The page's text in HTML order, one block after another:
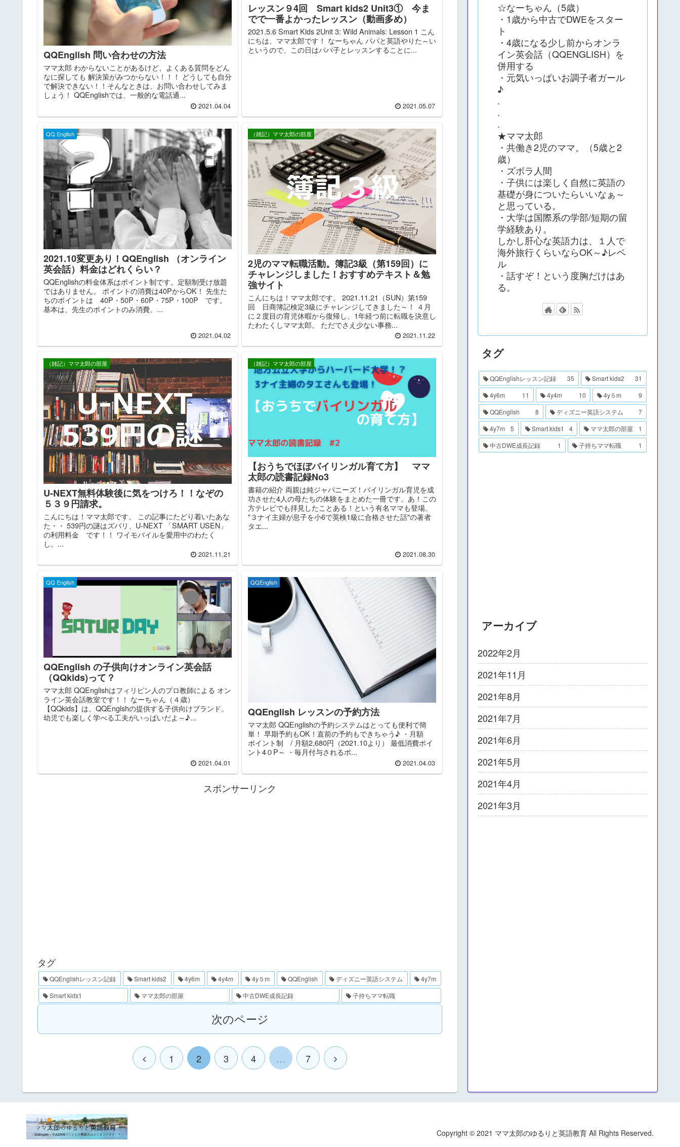
QQEnglish 問い合わせの方法
ママ太郎 わからないことがあるけど、よくある質問をどん
なに探しても 解決策がみつからない！！！ どうしても自分
で解決できない！！そんなときは、お問い合わせしてみま
しょう！ QQEnglishでは、一般的な電話通...
2021.04.04
レッスン９4回 Smart kids2 Unit3① 今ま
でで一番よかったレッスン（動画多め）
2021.5.6 Smart Kids 2Unit 3: Wild Animals: Lesson 1 こん
にちは、ママ太郎です！ なーちゃん パパと英語やりた～い
というので、この日はパパ子とレッスンすることに...
2021.05.07
QQ English
2021.10変更あり！QQEnglish （オンライン
英会話）料金はどれくらい？
QQEnglishの料金体系はポイント制です。定額制受け放題
ではありません。 ポイントの消費は40PからOK！ 先生た
ちのポイントは 40P・50P・60P・75P・100P です。
基本は、先生のポイントのみ消費。...
2021.04.02
（雑記）ママ太郎の部屋
2児のママ転職活動。簿記3級（第159回）に
チャレンジしました！おすすめテキスト＆勉
強サイト
こんにちは！ママ太郎です。 2021.11.21（SUN）第159
回 日商簿記検定3級にチャレンジしてきました～！ ４月
に２度目の育児休暇から復帰し、1年経つ前に転職を決意し
たわたくしママ太郎。 ただでさえ少ない事務...
2021.11.22
（雑記）ママ太郎の部屋
U-NEXT無料体験後に気をつけろ！！なぞの
５３９円請求。
こんにちは！ママ太郎です。 この記事にたどり着いたあな
た・・ 539円の謎はズバリ、U-NEXT 「SMART USEN」
の利用料金 です！！ ワイモバイルを愛用中のわたく
し。...
2021.11.21
（雑記）ママ太郎の部屋
【おうちでほぼバイリンガル育て方】 ママ
太郎の読書記録No3
書籍の紹介 両親は純ジャパニーズ！バイリンガル育児を成
功させた4人の母たちの体験をまとめた一冊です。あ！この
方テレビでも拝見したことある！という有名ママも登場。
"３ナイ主婦が息子を小6で英検1級に合格させた話"の著者
タエ...
2021.08.30
QQ English
QQEnglish の子供向けオンライン英会話
（QQkids)って？
ママ太郎 QQEnglishはフィリピン人のプロ教師による オン
ライン英会話教室です！！ なーちゃん（４歳）
【QQkids】は、QQEnglshの提供する子供向けブランド。
幼児でも楽しく学べる工夫がいっぱいだよ～♪...
2021.04.01
QQEnglish
QQEnglish レッスンの予約方法
ママ太郎 QQEnglishの予約システムはとっても便利で簡
単！ 早期予約もOK！直前の予約もできちゃう♪ ・月額
ポイント制 / 月額2,680円（2021.10より） 最低消費ポイ
ント4０P～ ・毎月付与されるポ...
2021.04.03
スポンサーリンク
タグ
QQEnglishレッスン記録 Smart kids2 4y6m 4y4m 4y５m QQEnglish ディズニー英語システム
4y7m
Smart kids1
ママ太郎の部屋 中古DWE成長記録 子持ちママ転職
次のページ
1 2 3 4 … 7
☆なーちゃん（5歳）
・1歳から中古でDWEをスター
ト
・4歳になる少し前からオンラ
イン英会話（QQENGLISH）を
併用する
・元気いっぱいお調子者ガール
♪
.
.
.
★ママ太郎
・共働き2児のママ。（5歳と2
歳）
・ズボラ人間
・子供には楽しく自然に英語の
基礎が身についたらいいなぁ～
と思っている。
・大学は国際系の学部/短期の留
学経験あり。
しかし肝心な英語力は、１人で
海外旅行くらいならOK～♪レベ
ル
・話すぞ！という度胸だけはあ
る。
タグ
QQEnglishレッスン記録 35 Smart kids2
31
4y6m
11 4y4m 10 4y５m
9
QQEnglish
8 ディズニー英語システム
7
4y7m
5 Smart kids1 4 ママ太郎の部屋
1
中古DWE成長記録
1 子持ちママ転職 1
アーカイブ
2022年2月
2021年11月
2021年8月
2021年7月
2021年6月
2021年5月
2021年4月
2021年3月
Copyright © 2021 ママ太郎のゆるりと英語教育 All Rights Reserved.